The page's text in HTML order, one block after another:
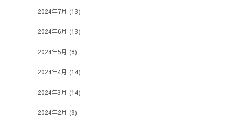
2024年7月 (13)
2024年6月 (13)
2024年5月 (8)
2024年4月 (14)
2024年3月 (14)
2024年2月 (8)